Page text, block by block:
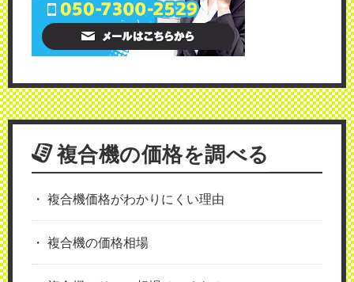
複合機の価格を調べる
複合機価格がわかりにくい理由
複合機の価格相場